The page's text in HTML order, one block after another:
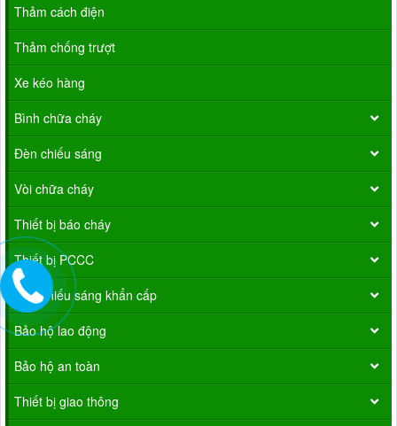
Thảm cách điện
Thảm chống trượt
Xe kéo hàng
Bình chữa cháy
Đèn chiếu sáng
Vòi chữa cháy
Thiết bị báo cháy
Thiết bị PCCC
Đèn chiếu sáng khẩn cấp
Bảo hộ lao động
Bảo hộ an toàn
Thiết bị giao thông